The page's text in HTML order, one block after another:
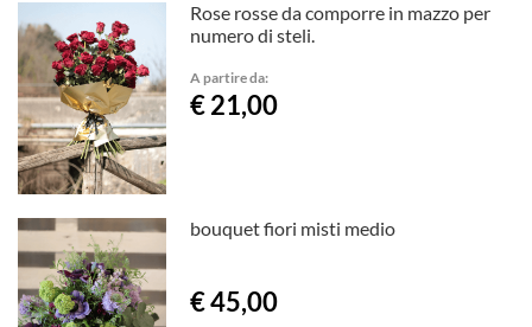
Rose rosse da comporre in mazzo per
numero di steli.
A partire da:
€ 21,00
bouquet fiori misti medio
€ 45,00